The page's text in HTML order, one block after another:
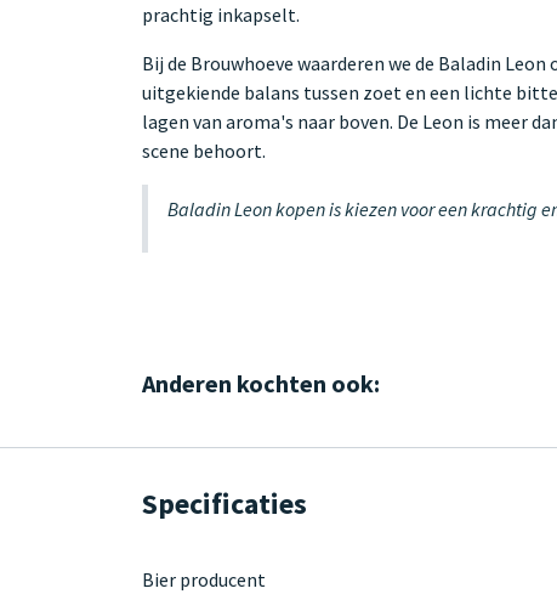
prachtig inkapselt.
Bij de Brouwhoeve waarderen we de Baladin
uitgekiende balans tussen zoet en een lichte
lagen van aroma's naar boven. De Leon is meer
scene behoort.
Baladin Leon kopen is kiezen voor een krachtig
Anderen kochten ook:
Specificaties
Bier producent